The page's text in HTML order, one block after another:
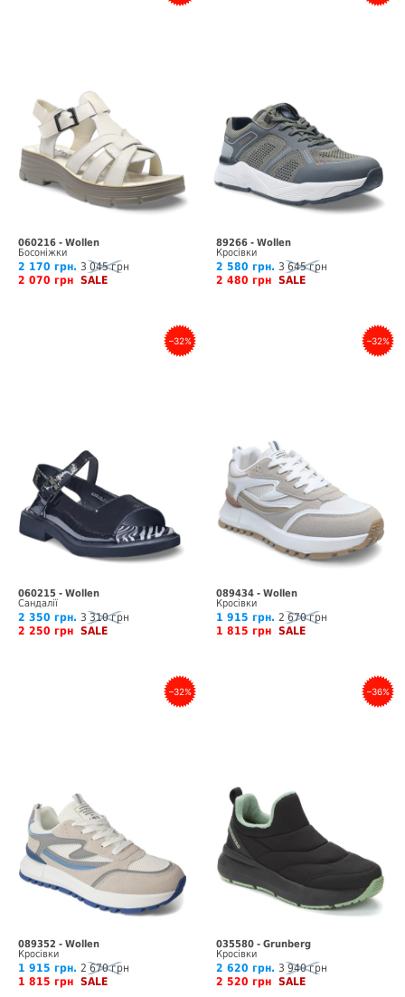
060216 - Wollen
Босоніжки
2 170 грн. 3 045 грн
2 070 грн SALE
89266 - Wollen
Кросівки
2 580 грн. 3 645 грн
2 480 грн SALE
–32%
060215 - Wollen
Сандалії
2 350 грн. 3 310 грн
2 250 грн SALE
–32%
089434 - Wollen
Кросівки
1 915 грн. 2 670 грн
1 815 грн SALE
–32%
089352 - Wollen
Кросівки
1 915 грн. 2 670 грн
1 815 грн SALE
–36%
035580 - Grunberg
Кросівки
2 620 грн. 3 940 грн
2 520 грн SALE